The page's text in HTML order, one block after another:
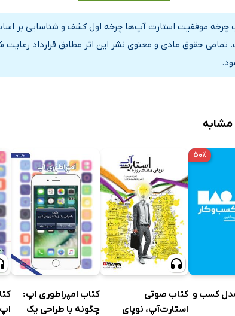
و عملیات:
صنعت
پژوهش و توسعه
چرخه موفقیت استارت آپ‌ها چرخه اول کشف و شناسایی بر
تمامی حقوق مادی و معنوی نشر این اثر مطابق قرارداد
۵۰٪
کسب و کتاب صوتی
استارت‌آپ، نوپای
کتاب امپراطوری اپ:
چگونه با طراحی یک